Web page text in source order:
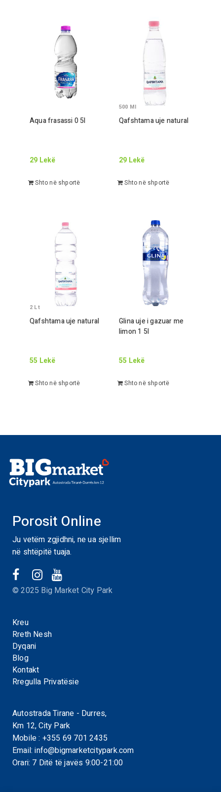
Aqua frasassi0 5l
29 Lekë
Shto në shportë
Qafshtama uje natural
500 Ml
29 Lekë
Shto në shportë
Qafshtama uje natural
2 Lt
55 Lekë
Shto në shportë
Glina uje i gazuar me
limon1 5l
55 Lekë
Shto në shportë
Porosit Online
Ju vetëm zgjidhni, ne ua sjellim
në shtëpitë tuaja.
© 2025 Big Market City Park
Kreu
Rreth Nesh
Dyqani
Blog
Kontakt
Rregulla Privatësie
Autostrada Tirane - Durres,
Km 12, City Park
Mobile : +355 69 701 2435
Email:info@bigmarketcitypark.com
Orari: 7 Ditë të javës 9:00-21:00